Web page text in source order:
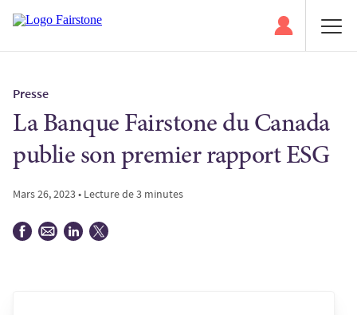
Presse
La Banque Fairstone du Canada
publie son premier rapport ESG
Mars 26, 2023 • Lecture de 3 minutes